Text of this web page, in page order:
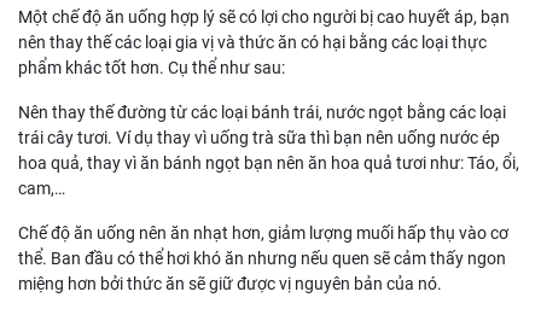
Một chế độ ăn uống hợp lý sẽ có lợi cho người bị cao huyết áp, bạn
nên thay thế các loại gia vị và thức ăn có hại bằng các loại thực
phẩm khác tốt hơn. Cụ thể như sau:
Nên thay thế đường từ các loại bánh trái, nước ngọt bằng các loại
trái cây tươi. Ví dụ thay vì uống trà sữa thì bạn nên uống nước ép
hoa quả, thay vì ăn bánh ngọt bạn nên ăn hoa quả tươi như: Táo, ổi,
cam,…
Chế độ ăn uống nên ăn nhạt hơn, giảm lượng muối hấp thụ vào cơ
thể. Ban đầu có thể hơi khó ăn nhưng nếu quen sẽ cảm thấy ngon
miệng hơn bởi thức ăn sẽ giữ được vị nguyên bản của nó.